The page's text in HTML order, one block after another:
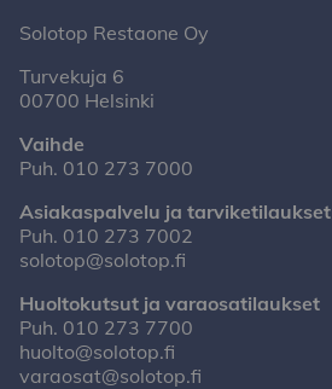
Solotop Restaone Oy
Turvekuja 6
00700 Helsinki
Vaihde
Puh. 010 273 7000
Asiakaspalvelu ja tarviketilaukset
Puh. 010 273 7002
solotop@solotop.fi
Huoltokutsut ja varaosatilaukset
Puh. 010 273 7700
huolto@solotop.fi
varaosat@solotop.fi